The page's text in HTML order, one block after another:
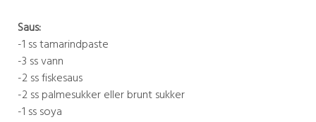
Saus:
-1 ss tamarindpaste
-3 ss vann
-2 ss fiskesaus
-2 ss palmesukker eller brunt sukker
-1 ss soya